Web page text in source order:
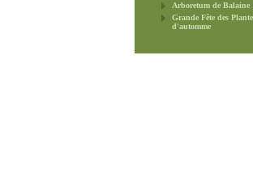
Arboretum de Balaine
Grande Fête des
d'automme